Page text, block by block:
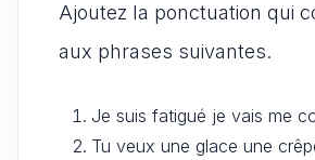
Ajoutez la ponctuation qui
aux phrases suivantes.
Je suis fatigué je vais me
Tu veux une glace une